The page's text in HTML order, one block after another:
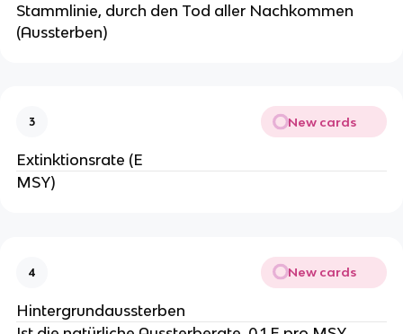
Stammlinie, durch den Tod aller Nachkommen
(Aussterben)
3 New cards
Extinktionsrate (E
MSY)
4 New cards
Hintergrundaussterben